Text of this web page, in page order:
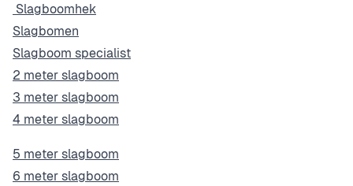
Slagboomhek
Slagbomen
Slagboom specialist
2 meter slagboom
3 meter slagboom
4 meter slagboom
5 meter slagboom
6 meter slagboom